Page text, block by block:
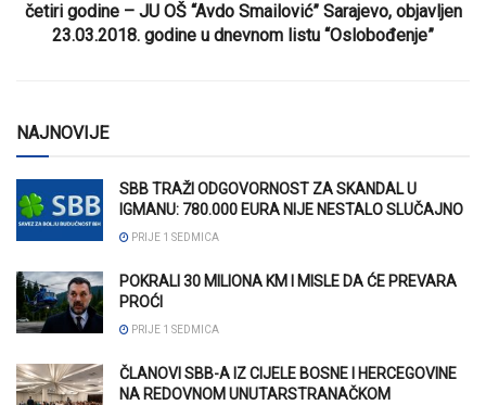
četiri godine – JU OŠ “Avdo Smailović” Sarajevo, objavljen
23.03.2018. godine u dnevnom listu “Oslobođenje”
NAJNOVIJE
SBB TRAŽI ODGOVORNOST ZA SKANDAL U
IGMANU: 780.000 EURA NIJE NESTALO SLUČAJNO
PRIJE 1 SEDMICA
POKRALI 30 MILIONA KM I MISLE DA ĆE PREVARA
PROĆI
PRIJE 1 SEDMICA
ČLANOVI SBB-A IZ CIJELE BOSNE I HERCEGOVINE
NA REDOVNOM UNUTARSTRANAČKOM